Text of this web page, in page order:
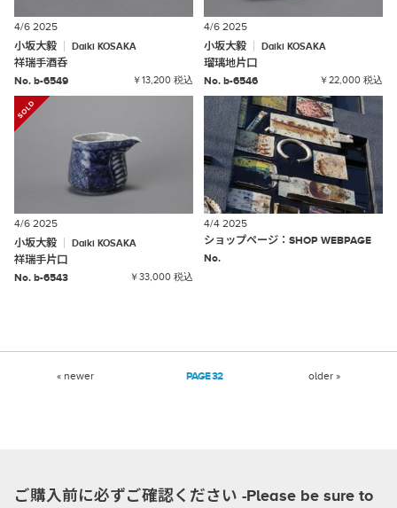
4/6 2025
小坂大毅
Daiki KOSAKA
祥瑞手酒呑
No. b-6549
￥13,200 税込
4/6 2025
小坂大毅
Daiki KOSAKA
瑠璃地片口
No. b-6546
￥22,000 税込
4/6 2025
小坂大毅
Daiki KOSAKA
祥瑞手片口
No. b-6543
￥33,000 税込
4/4 2025
ショップページ ： SHOP WEBPAGE
No.
« newer 32 older »
ご購入前に必ずご確認ください -Please be sure to